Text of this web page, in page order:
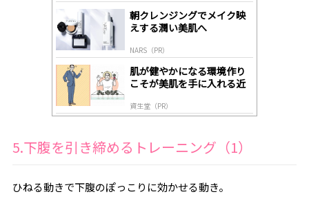
朝クレンジングでメイク映
えする潤い美肌へ
NARS（PR）
肌が健やかになる環境作り
こそが美肌を手に入れる近
資生堂（PR）
5.下腹を引き締めるトレーニング（1）
ひねる動きで下腹のぽっこりに効かせる動き。